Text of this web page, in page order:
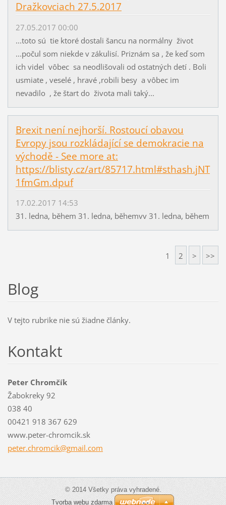
Dražkovciach 27.5.2017
27.05.2017 00:00
...toto sú tie ktoré dostali šancu na normálny život
...počul som niekde v zákulisí. Priznám sa , že keď som
ich videl vôbec sa neodlišovali od ostatných detí . Boli
usmiate , veselé , hravé ,robili besy a vôbec im
nevadilo , že štart do života mali taký...
Brexit není nejhorší. Rostoucí obavou
Evropy jsou rozkládající se demokracie na
východě - See more at:
https://blisty.cz/art/85717.html#sthash.jNT
1fmGm.dpuf
17.02.2017 14:53
31. ledna, během 31. ledna, běhemvv 31. ledna, během
1 2 > >>
Blog
V tejto rubrike nie sú žiadne články.
Kontakt
Peter Chromčík
Žabokreky 92
038 40
00421 918 367 629
www.peter-chromcik.sk
peter.chromcik@gmail.com
© 2014 Všetky práva vyhradené.
Tvorba webu zdarma